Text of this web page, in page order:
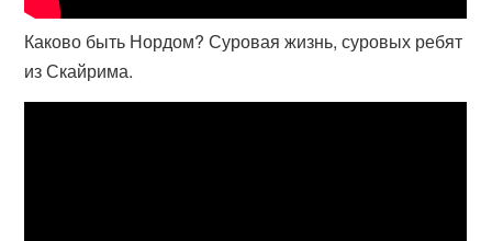
Каково быть Нордом? Суровая жизнь, суровых ребят
из Скайрима.